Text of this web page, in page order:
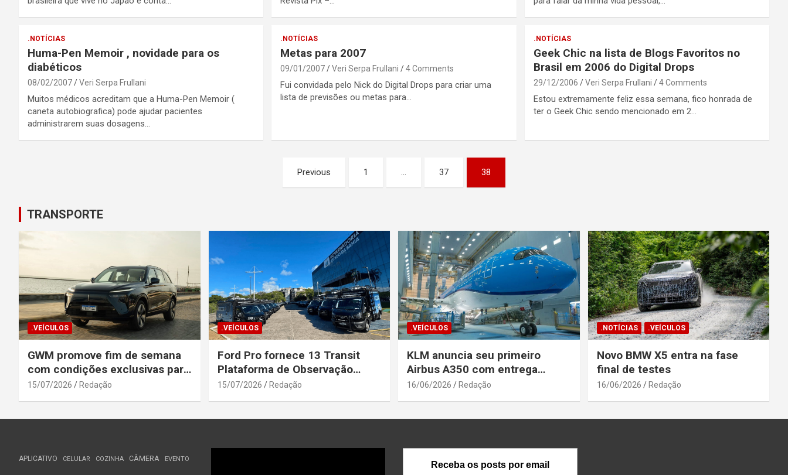
.NOTÍCIAS
Huma-Pen Memoir , novidade para os
diabéticos
08/02/2007 Veri Serpa Frullani
Muitos médicos acreditam que a Huma-Pen Memoir (
caneta autobiografica) pode ajudar pacientes
administrarem suas dosagens…
.NOTÍCIAS
Metas para 2007
09/01/2007 Veri Serpa Frullani 4 Comments
Fui convidada pelo Nick do Digital Drops para criar uma
lista de previsões ou metas para…
.NOTÍCIAS
Geek Chic na lista de Blogs Favoritos no
Brasil em 2006 do Digital Drops
29/12/2006 Veri Serpa Frullani 4 Comments
Estou extremamente feliz essa semana, fico honrada de
ter o Geek Chic sendo mencionado em 2…
Previous 1 … 37 38
TRANSPORTE
.VEÍCULOS
GWM promove fim de semana
com condições exclusivas para
o Wey 07
15/07/2026 Redação
.VEÍCULOS
Ford Pro fornece 13 Transit
Plataforma de Observação
Elevada para a Secretaria de
15/07/2026 Redação
.VEÍCULOS
KLM anuncia seu primeiro
Airbus A350 com entrega
prevista até o fim de agosto
16/06/2026 Redação
.NOTÍCIAS .VEÍCULOS
Novo BMW X5 entra na fase
final de testes
16/06/2026 Redação
APLICATIVO CELULAR COZINHA CÂMERA EVENTO
Receba os posts por email